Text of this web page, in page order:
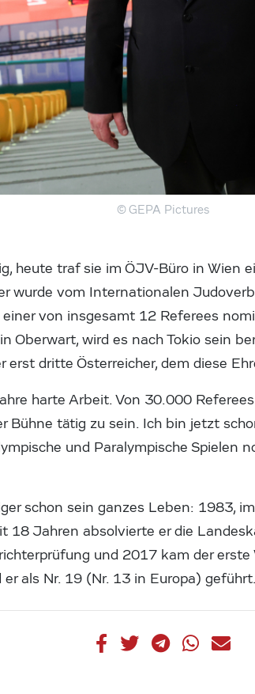
© GEPA Pictures
heute traf sie im ÖJV-Büro in Wien
wurde vom Internationalen
von insgesamt 12 Referees
Oberwart, wird es nach Tokio sein
erst dritte Österreicher, dem diese
harte Arbeit. Von 30.000
Bühne tätig zu sein. Ich bin jetzt
und Paralympische Spielen
schon sein ganzes Leben: 1983,
18 Jahren absolvierte er die
und 2017 kam der
als Nr. 19 (Nr. 13 in Europa) geführt.